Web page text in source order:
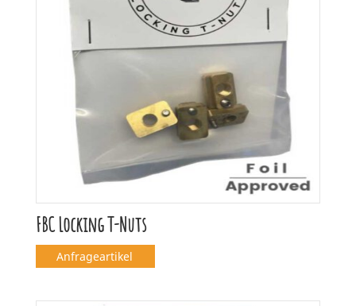
FBC Locking T-Nuts
Anfrageartikel